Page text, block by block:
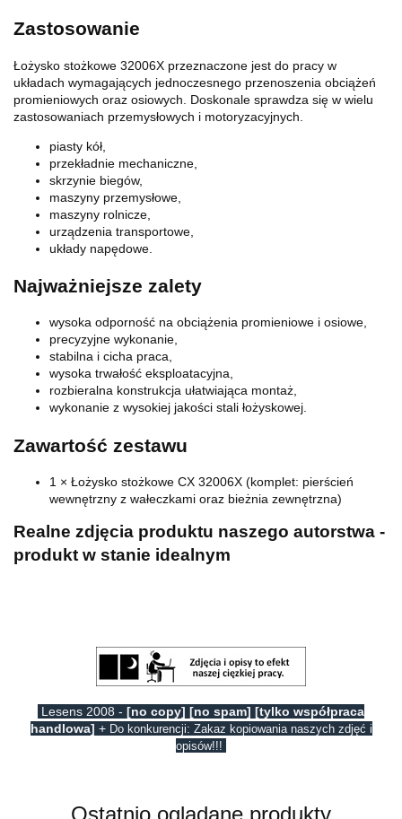
Zastosowanie
Łożysko stożkowe 32006X przeznaczone jest do pracy w
układach wymagających jednoczesnego przenoszenia obciążeń
promieniowych oraz osiowych. Doskonale sprawdza się w wielu
zastosowaniach przemysłowych i motoryzacyjnych.
piasty kół,
przekładnie mechaniczne,
skrzynie biegów,
maszyny przemysłowe,
maszyny rolnicze,
urządzenia transportowe,
układy napędowe.
Najważniejsze zalety
wysoka odporność na obciążenia promieniowe i osiowe,
precyzyjne wykonanie,
stabilna i cicha praca,
wysoka trwałość eksploatacyjna,
rozbieralna konstrukcja ułatwiająca montaż,
wykonanie z wysokiej jakości stali łożyskowej.
Zawartość zestawu
1 × Łożysko stożkowe CX 32006X (komplet: pierścień
wewnętrzny z wałeczkami oraz bieżnia zewnętrzna)
Realne zdjęcia produktu naszego autorstwa -
produkt w stanie idealnym
Lesens 2008 - [no copy] [no spam] [tylko współpraca
handlowa] + Do konkurencji: Zakaz kopiowania naszych zdjęć i
opisów!!!